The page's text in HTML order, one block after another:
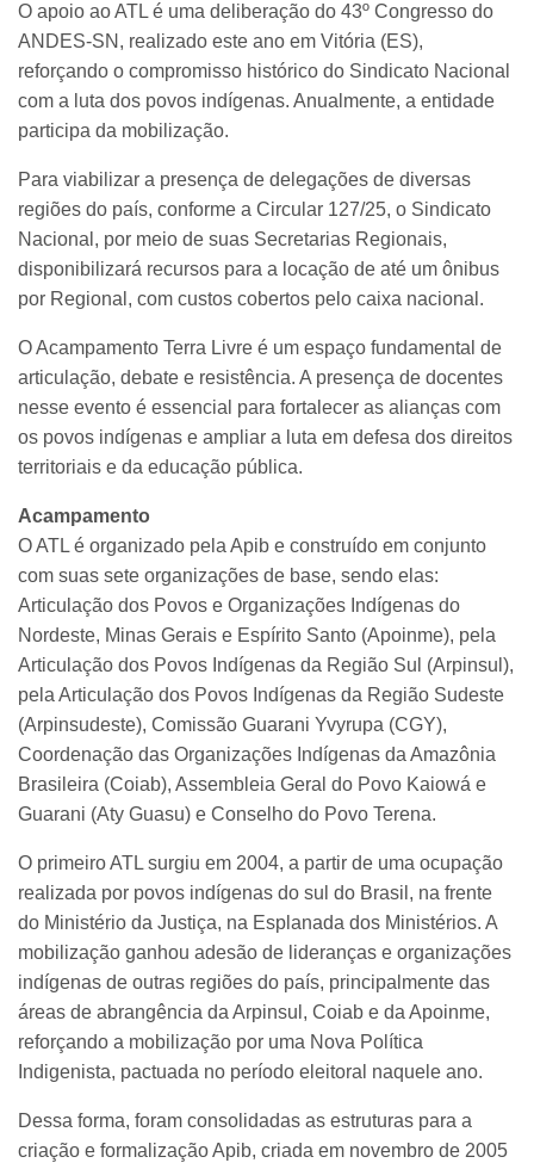
O apoio ao ATL é uma deliberação do 43º Congresso do
ANDES-SN, realizado este ano em Vitória (ES),
reforçando o compromisso histórico do Sindicato Nacional
com a luta dos povos indígenas. Anualmente, a entidade
participa da mobilização.
Para viabilizar a presença de delegações de diversas
regiões do país, conforme a Circular 127/25, o Sindicato
Nacional, por meio de suas Secretarias Regionais,
disponibilizará recursos para a locação de até um ônibus
por Regional, com custos cobertos pelo caixa nacional.
O Acampamento Terra Livre é um espaço fundamental de
articulação, debate e resistência. A presença de docentes
nesse evento é essencial para fortalecer as alianças com
os povos indígenas e ampliar a luta em defesa dos direitos
territoriais e da educação pública.
Acampamento
O ATL é organizado pela Apib e construído em conjunto
com suas sete organizações de base, sendo elas:
Articulação dos Povos e Organizações Indígenas do
Nordeste, Minas Gerais e Espírito Santo (Apoinme), pela
Articulação dos Povos Indígenas da Região Sul (Arpinsul),
pela Articulação dos Povos Indígenas da Região Sudeste
(Arpinsudeste), Comissão Guarani Yvyrupa (CGY),
Coordenação das Organizações Indígenas da Amazônia
Brasileira (Coiab), Assembleia Geral do Povo Kaiowá e
Guarani (Aty Guasu) e Conselho do Povo Terena.
O primeiro ATL surgiu em 2004, a partir de uma ocupação
realizada por povos indígenas do sul do Brasil, na frente
do Ministério da Justiça, na Esplanada dos Ministérios. A
mobilização ganhou adesão de lideranças e organizações
indígenas de outras regiões do país, principalmente das
áreas de abrangência da Arpinsul, Coiab e da Apoinme,
reforçando a mobilização por uma Nova Política
Indigenista, pactuada no período eleitoral naquele ano.
Dessa forma, foram consolidadas as estruturas para a
criação e formalização Apib, criada em novembro de 2005